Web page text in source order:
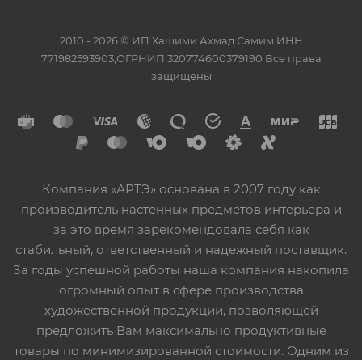
2010 - 2026 © ИП Хашими Ахмад Самим ИНН
771982593903,ОГРНИП 320774600379190 Все права
защищены
Компания «АРТЭ» основана в 2007 году как
производитель настенных предметов интерьера и
за это время зарекомендовала себя как
стабильный, ответственный и надежный поставщик.
За годы успешной работы наша компания накопила
огромный опыт в сфере производства
художественной продукции, позволяющей
предложить Вам максимально продуктивные
товары по минимизированной стоимости. Одним из